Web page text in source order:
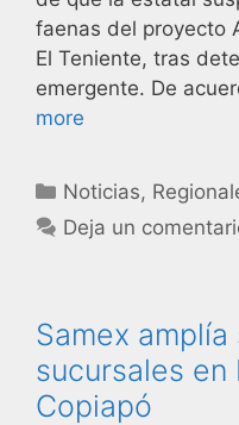
faenas del proyecto
El Teniente, tras
emergente. De
more
Noticias,
Deja un
Samex
sucursales en
Copiapó